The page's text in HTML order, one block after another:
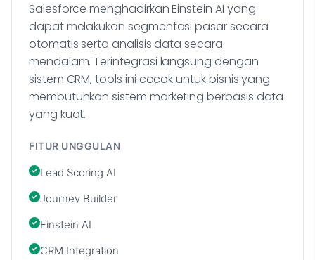
Salesforce menghadirkan Einstein AI yang
dapat melakukan segmentasi pasar secara
otomatis serta analisis data secara
mendalam. Terintegrasi langsung dengan
sistem CRM, tools ini cocok untuk bisnis yang
membutuhkan sistem marketing berbasis data
yang kuat.
FITUR UNGGULAN
Lead Scoring AI
Journey Builder
Einstein AI
CRM Integration